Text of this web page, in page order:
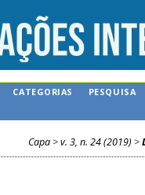
CATEGORIAS
PESQUISA
Capa>v. 3, n. 24 (2019) >